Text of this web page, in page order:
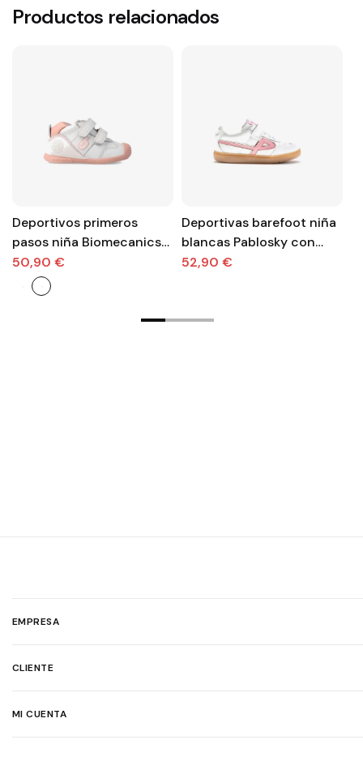
Productos relacionados
Deportivos primeros
pasos niña Biomecanics
blanco y rosa con velcro
50,90 €
Deportivas barefoot niña
blancas Pablosky con
velcro
52,90 €
EMPRESA
CLIENTE
MI CUENTA